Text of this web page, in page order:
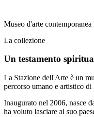
Museo d'arte
La collezione
Un testamento
La Stazione dell'Arte è un
percorso umano e artistico
Inaugurato nel 2006, nasce
ha voluto lasciare al suo